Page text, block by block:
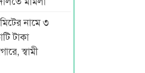
নামে ৩
টাকা
স্বামী